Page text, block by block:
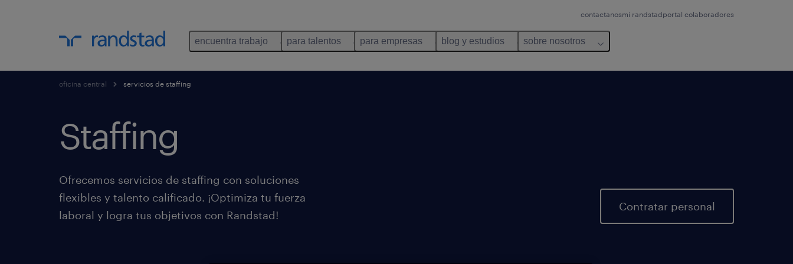
contactanosmi randstadportal colaboradores
encuentra trabajo para talentos para empresas blog y estudios sobre nosotros
oficina central servicios de staffing
Staffing
Ofrecemos servicios de staffing con soluciones
flexibles y talento calificado. ¡Optimiza tu fuerza
laboral y logra tus objetivos con Randstad!
Contratar personal